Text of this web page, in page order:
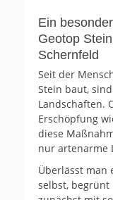
Ein
Geotop
Schernfeld
Seit der
Stein baut,
Landschaften.
Erschöpfung
diese
nur artenarme
Überlässt man
selbst, begrünt